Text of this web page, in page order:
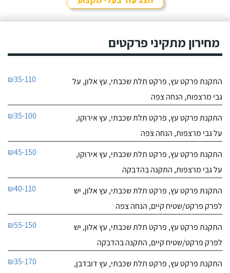
מחירון מתקיני פרקטים
התקנת פרקט עץ, פרקט תלת שכבתי, עץ אלון, על
גבי מרצפות, הנחה צפה
₪35-110
התקנת פרקט עץ, פרקט תלת שכבתי, עץ אירוקו,
על גבי מרצפות, הנחה צפה
₪35-100
התקנת פרקט עץ, פרקט תלת שכבתי, עץ אירוקו,
על גבי מרצפות, התקנה בהדבקה
₪45-150
התקנת פרקט עץ, פרקט תלת שכבתי, עץ אלון, יש
לפרק פרקט/שטיח קיים, הנחה צפה
₪40-110
התקנת פרקט עץ, פרקט תלת שכבתי, עץ אלון, יש
לפרק פרקט/שטיח קיים, התקנה בהדבקה
₪55-150
התקנת פרקט עץ, פרקט תלת שכבתי, עץ דובדבן,
₪35-170